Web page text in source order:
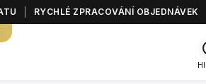
RYCHLÉ ZPRACOVÁNÍ OBJEDNÁVEK